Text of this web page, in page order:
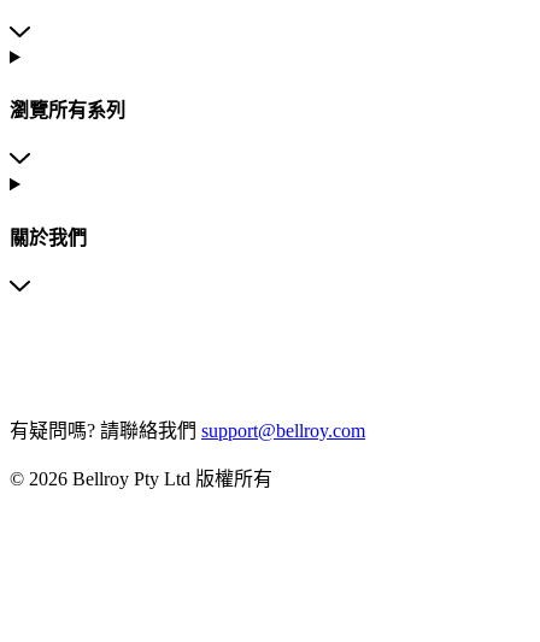
瀏覽所有系列
關於我們
有疑問嗎? 請聯絡我們 support@bellroy.com
© 2026 Bellroy Pty Ltd 版權所有